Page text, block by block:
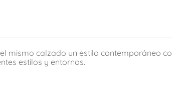
mismo calzado un estilo contemporáneo
estilos y entornos.